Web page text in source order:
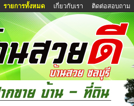
รายการทั้งหมด เกี่ยวกับเรา ติดต่อสอบถาม